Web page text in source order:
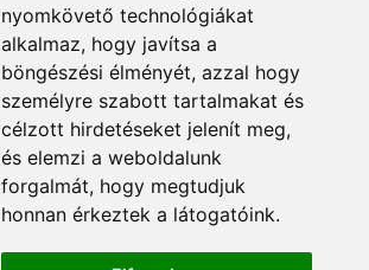
nyomkövető technológiákat
alkalmaz, hogy javítsa a
böngészési élményét, azzal hogy
személyre szabott tartalmakat és
célzott hirdetéseket jelenít meg,
és elemzi a weboldalunk
forgalmát, hogy megtudjuk
honnan érkeztek a látogatóink.
Elfogadott fizetési módok
Á.SZ.F.